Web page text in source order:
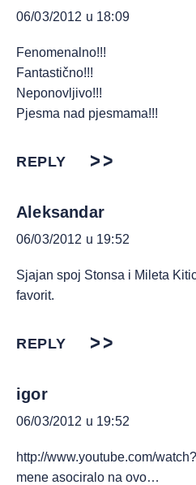
06/03/2012 u 18:09
Fenomenalno!!!
Fantastično!!!
Neponovljivo!!!
Pjesma nad pjesmama!!!
REPLY
Aleksandar
06/03/2012 u 19:52
Sjajan spoj Stonsa i Mileta
favorit.
REPLY
igor
06/03/2012 u 19:52
http://www.youtube.com/
mene asociralo na ovo…